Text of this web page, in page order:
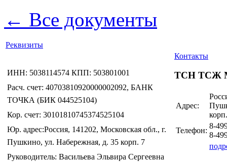
← Все документы
Реквизиты
ИНН: 5038114574 КПП: 503801001
Расч. счет: 40703810920000002092, БАНК
ТОЧКА (БИК 044525104)
Кор. счет: 30101810745374525104
Юр. адрес:Россия, 141202, Московская обл., г.
Пушкино, ул. Набережная, д. 35 корп. 7
Руководитель: Васильева Эльвира Сергеевна
Контакты
ТСН ТСЖ
Адрес:
Телефон:
8-
8-